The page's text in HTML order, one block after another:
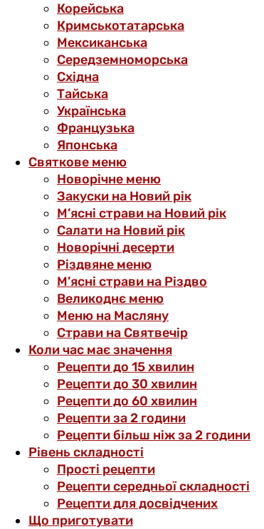
Корейська
Кримськотатарська
Мексиканська
Середземноморська
Східна
Тайська
Українська
Французька
Японська
Святкове меню
Новорічне меню
Закуски на Новий рік
М’ясні страви на Новий рік
Салати на Новий рік
Новорічні десерти
Різдвяне меню
М’ясні страви на Різдво
Великоднє меню
Меню на Масляну
Страви на Святвечір
Коли час має значення
Рецепти до 15 хвилин
Рецепти до 30 хвилин
Рецепти до 60 хвилин
Рецепти за 2 години
Рецепти більш ніж за 2 години
Рівень складності
Прості рецепти
Рецепти середньої складності
Рецепти для досвідчених
Що приготувати